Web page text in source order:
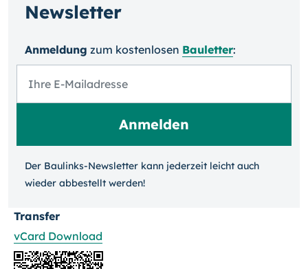
Newsletter
Anmeldung zum kosten­losen Bauletter:
Der Baulinks-Newsletter kann jeder­zeit leicht auch
wieder ab­bestellt werden!
Transfer
vCard Download